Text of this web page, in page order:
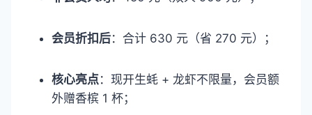
会员折扣后：合计 630 元（省 270 元）；​
核心亮点：现开生蚝 + 龙虾不限量，会员额
外赠香槟 1 杯；​